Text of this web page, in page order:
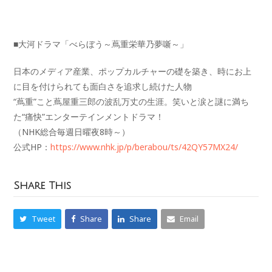
■大河ドラマ「べらぼう～蔦重栄華乃夢噺～」
日本のメディア産業、ポップカルチャーの礎を築き、時にお上
に目を付けられても面白さを追求し続けた人物
“蔦重”こと蔦屋重三郎の波乱万丈の生涯。笑いと涙と謎に満ち
た“痛快”エンターテインメントドラマ！
（NHK総合毎週日曜夜8時～）
公式HP：https://www.nhk.jp/p/berabou/ts/42QY57MX24/
Share This
Tweet Share Share Email